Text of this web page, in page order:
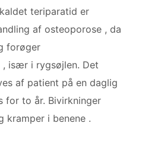
teriparatid er
af osteoporose , da
forøger
især i rygsøjlen. Det
af patient på en daglig
for to år. Bivirkninger
kramper i benene .